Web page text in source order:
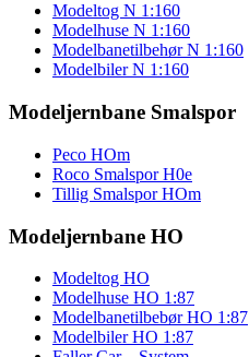
Modeltog N 1:160
Modelhuse N 1:160
Modelbanetilbehør N 1:160
Modelbiler N 1:160
Modeljernbane Smalspor
Peco HOm
Roco Smalspor H0e
Tillig Smalspor HOm
Modeljernbane HO
Modeltog HO
Modelhuse HO 1:87
Modelbanetilbebør HO 1:87
Modelbiler HO 1:87